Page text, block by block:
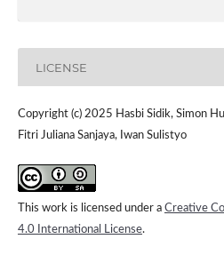
LICENSE
Copyright (c) 2025 Hasbi Sidik, Simon
Fitri Juliana Sanjaya, Iwan Sulistyo
This work is licensed under a Creative
4.0 International License.